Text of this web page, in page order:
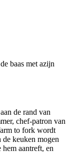
baas met azijn
de rand van
chef-patron van
to fork wordt
keuken mogen
aantreft, en